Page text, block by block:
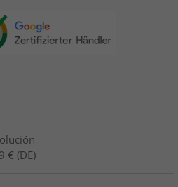
€ (DE)